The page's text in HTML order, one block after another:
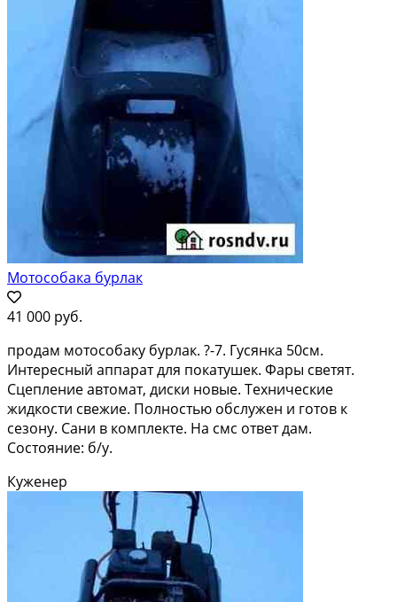
Мотособака бурлак
41 000 руб.
продам мотособаку бурлак. ?-7. Гусянка 50см.
Интересный аппарат для покатушек. Фары светят.
Сцепление автомат, диски новые. Технические
жидкости свежие. Полностью обслужен и готов к
сезону. Сани в комплекте. На смс ответ дам.
Состояние: б/у.
Куженер